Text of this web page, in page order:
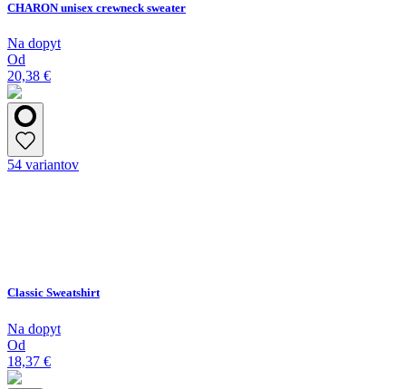
CHARON unisex crewneck sweater
Na dopyt
Od
20,38 €
54 variantov
Classic Sweatshirt
Na dopyt
Od
18,37 €